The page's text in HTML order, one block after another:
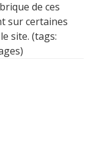
de ces
sur certaines
site. (tags: